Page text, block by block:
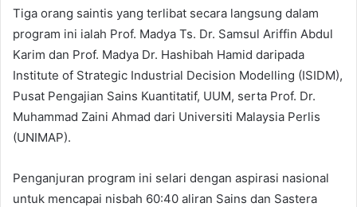
Tiga orang saintis yang terlibat secara langsung dalam
program ini ialah Prof. Madya Ts. Dr. Samsul Ariffin Abdul
Karim dan Prof. Madya Dr. Hashibah Hamid daripada
Institute of Strategic Industrial Decision Modelling (ISIDM),
Pusat Pengajian Sains Kuantitatif, UUM, serta Prof. Dr.
Muhammad Zaini Ahmad dari Universiti Malaysia Perlis
(UNIMAP).
Penganjuran program ini selari dengan aspirasi nasional
untuk mencapai nisbah 60:40 aliran Sains dan Sastera